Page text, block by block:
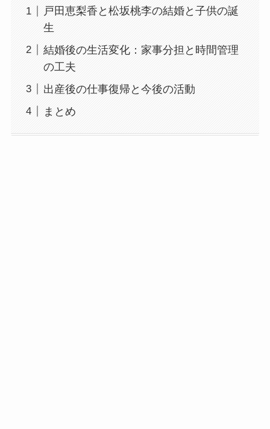
戸田恵梨香と松坂桃李の結婚と子供の誕
生
結婚後の生活変化：家事分担と時間管理
の工夫
出産後の仕事復帰と今後の活動
まとめ